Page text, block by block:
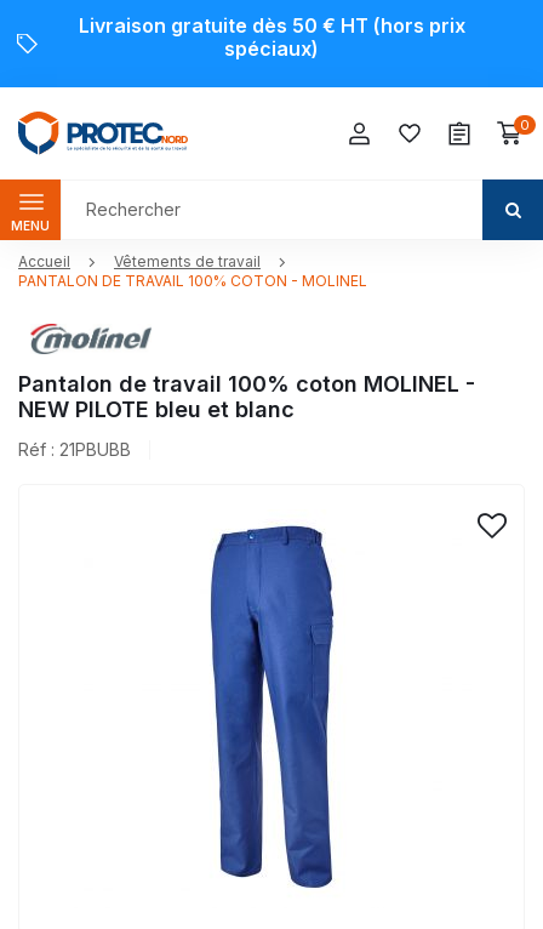
Livraison gratuite dès 50 € HT (hors prix
spéciaux)
0
MENU
Accueil
Vêtements de travail
PANTALON DE TRAVAIL 100% COTON - MOLINEL
Pantalon de travail 100% coton MOLINEL -
NEW PILOTE bleu et blanc
Réf : 21PBUBB